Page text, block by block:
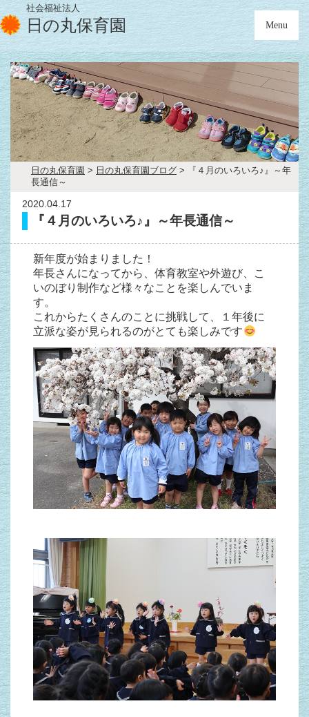
社会福祉法人
日の丸保育園 Menu
日の丸保育園 > 日の丸保育園ブログ >
『４月のいろいろ♪』～年
長通信～
2020.04.17
『４月のいろいろ♪』～年長通信～
新年度が始まりました！
年長さんになってから、体育教室や外遊び、こ
いのぼり制作など様々なことを楽しんでいま
す。
これからたくさんのことに挑戦して、１年後に
立派な姿が見られるのがとても楽しみです